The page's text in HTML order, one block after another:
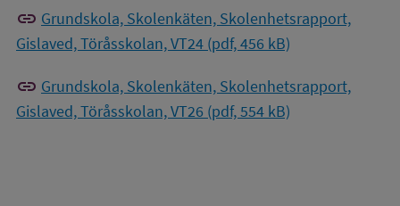
link Grundskola, Skolenkäten, Skolenhetsrapport,
Gislaved, Töråsskolan, VT24 (pdf, 456 kB)
link Grundskola, Skolenkäten, Skolenhetsrapport,
Gislaved, Töråsskolan, VT26 (pdf, 554 kB)